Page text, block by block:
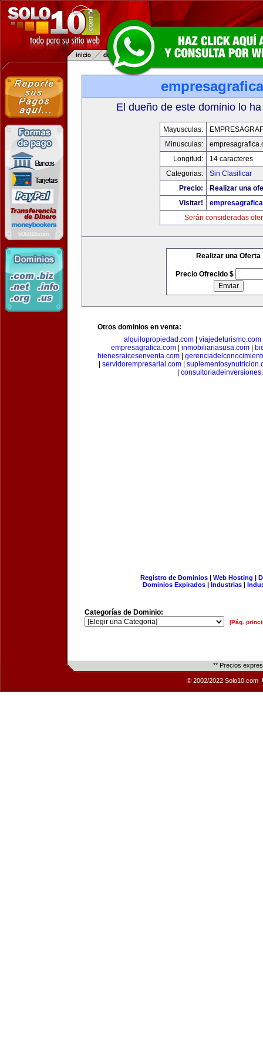
El dueño de este dominio lo
Mayusculas:
Minusculas:
Longitud:
14 caracteres
Categorias:
Sin Clasificar
Precio:
Realizar una
Visitar!
Serán consideradas
Realizar una Oferta
Precio Ofrecido $
Otros dominios en venta:
alquilopropiedad.com
viajedeturismo.com
empresagrafica.com| inmobiliariasusa.com|
bienesraicesenventa.com
servidorempresarial.com
Registro de Dominios| Web Hosting |
Dominios Expirados | Industrias |
Categorías de Dominio:
[Pág.
** Precios
© 2002/2022 Solo10.com